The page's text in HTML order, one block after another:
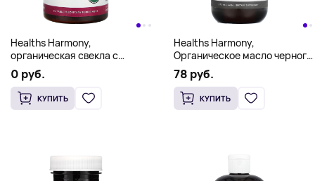
Healths Harmony,
органическая свекла с
органическим черным
перцем, 30 таблеток
0 руб.
КУПИТЬ
Healths Harmony,
Органическое масло черного
тмина, 240 мл (8 жидк. унц.)
78 руб.
КУПИТЬ